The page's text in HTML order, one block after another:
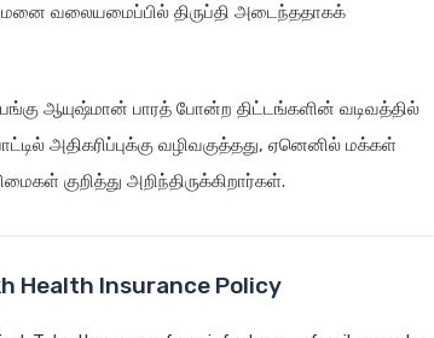
வலையமைப்பில் திருப்தி அடைந்ததாகக்
ஆயுஷ்மான் பாரத் போன்ற திட்டங்களின் வடிவத்தில்
அதிகரிப்புக்கு வழிவகுத்தது, ஏனெனில் மக்கள்
குறித்து அறிந்திருக்கிறார்கள்.
Health Insurance Policy